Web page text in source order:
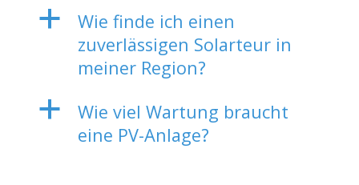
a
Wie finde ich einen
zuverlässigen Solarteur in
meiner Region?
a
Wie viel Wartung braucht
eine PV-Anlage?